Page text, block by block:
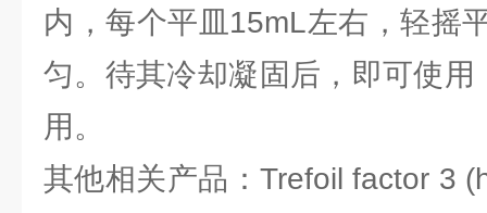
内，每个平皿15mL左右，轻摇
匀。待其冷却凝固后，即可使
用。
其他相关产品：Trefoil factor 3